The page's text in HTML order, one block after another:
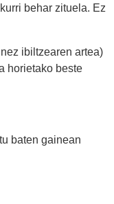
behar zituela. Ez
ibiltzearen artea)
horietako beste
baten gainean